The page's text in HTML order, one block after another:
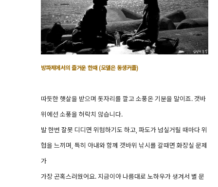
방파제에서의 즐거운 한때 (모델은 동생커플)
따듯한 햇살을 받으며 돗자리를 깔고 소풍온 기분을 말이죠. 갯바
위에선 소풍을 허락치 않습니다.
발 한번 잘못 디디면 위험하기도 하고, 파도가 넘실거릴 때마다 위
협을 느끼며, 특히 아내와 함께 갯바위 낚시를 갈때면 화장실 문제
가
가장 곤혹스러웠어요. 지금이야 나름대로 노하우가 생겨서 별 문